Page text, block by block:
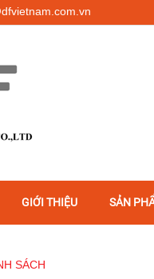
GIỚI THIỆU SẢN
SÁCH